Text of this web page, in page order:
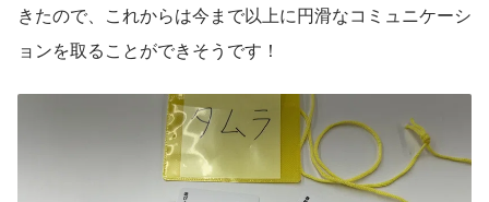
きたので、これからは今まで以上に円滑なコミュニケーシ
ョンを取ることができそうです！